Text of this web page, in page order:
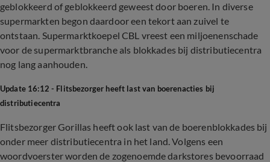
geblokkeerd of geblokkeerd geweest door boeren. In diverse
supermarkten begon daardoor een tekort aan zuivel te
ontstaan. Supermarktkoepel CBL vreest een miljoenenschade
voor de supermarktbranche als blokkades bij distributiecentra
nog lang aanhouden.
Update 16:12 - Flitsbezorger heeft last van boerenacties bij
distributiecentra
Flitsbezorger Gorillas heeft ook last van de boerenblokkades bij
onder meer distributiecentra in het land. Volgens een
woordvoerster worden de zogenoemde darkstores bevoorraad